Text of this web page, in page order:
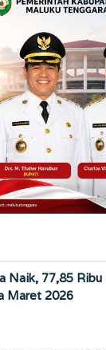
Naik, 77,85 Ribu
Maret 2026